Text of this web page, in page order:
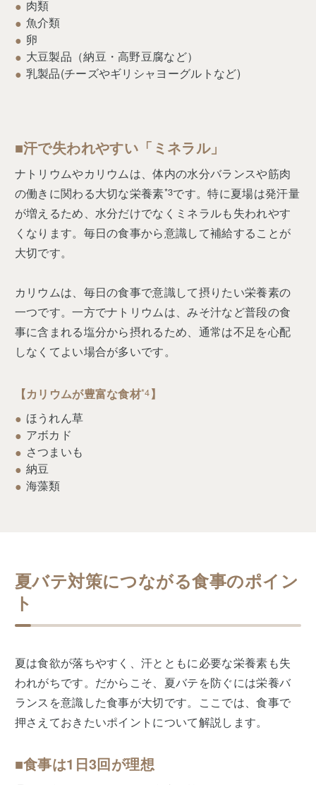
肉類
魚介類
卵
大豆製品（納豆・高野豆腐など）
乳製品(チーズやギリシャヨーグルトなど)
■汗で失われやすい「ミネラル」
ナトリウムやカリウムは、体内の水分バランスや筋肉
の働きに関わる大切な栄養素*3です。特に夏場は発汗量
が増えるため、水分だけでなくミネラルも失われやす
くなります。毎日の食事から意識して補給することが
大切です。
カリウムは、毎日の食事で意識して摂りたい栄養素の
一つです。一方でナトリウムは、みそ汁など普段の食
事に含まれる塩分から摂れるため、通常は不足を心配
しなくてよい場合が多いです。
【カリウムが豊富な食材*4】
ほうれん草
アボカド
さつまいも
納豆
海藻類
夏バテ対策につながる食事のポイン
ト
夏は食欲が落ちやすく、汗とともに必要な栄養素も失
われがちです。だからこそ、夏バテを防ぐには栄養バ
ランスを意識した食事が大切です。ここでは、食事で
押さえておきたいポイントについて解説します。
■食事は1日3回が理想